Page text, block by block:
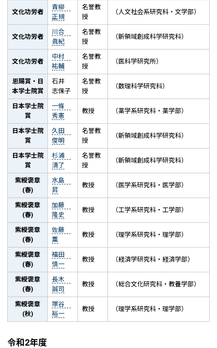
文化功労者
青柳
正規
名誉教
授
（人文社会系研究科・文学部）
文化功労者
川合
眞紀
名誉教
授
（新領域創成科学研究科）
文化功労者
中村
祐輔
名誉教
授
（医科学研究所）
恩賜賞・日
本学士院賞
石井
志保子
名誉教
授
（数理科学研究科）
日本学士院
賞
一條
秀憲
教授 （薬学系研究科・薬学部）
日本学士院
賞
久田
俊明
名誉教
授
（新領域創成科学研究科）
日本学士院
賞
杉浦
清了
名誉教
授
（新領域創成科学研究科）
紫綬褒章
(春)
水島
昇
教授 （医学系研究科・医学部）
紫綬褒章
(春)
加藤
隆史
教授 （工学系研究科・工学部）
紫綬褒章
(春)
佐藤
薫
教授 （理学系研究科・理学部）
紫綬褒章
(春)
福田
慎一
教授 （経済学研究科・経済学部）
紫綬褒章
(春)
長木
誠司
教授 （総合文化研究科・教養学部）
紫綬褒章
(秋)
塚谷
裕一
教授 （理学系研究科・理学部）
令和2年度